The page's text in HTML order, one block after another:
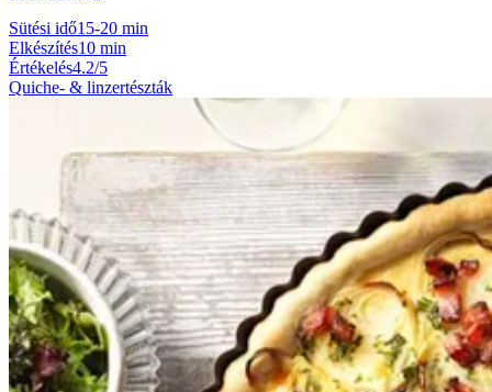
Sütési idő15-20 min
Elkészítés10 min
Értékelés4.2/5
Quiche- & linzertészták